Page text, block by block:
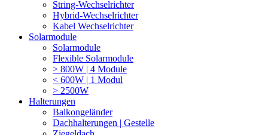
String-Wechselrichter
Hybrid-Wechselrichter
Kabel Wechselrichter
Solarmodule
Solarmodule
Flexible Solarmodule
> 800W | 4 Module
< 600W | 1 Modul
> 2500W
Halterungen
Balkongeländer
Dachhalterungen | Gestelle